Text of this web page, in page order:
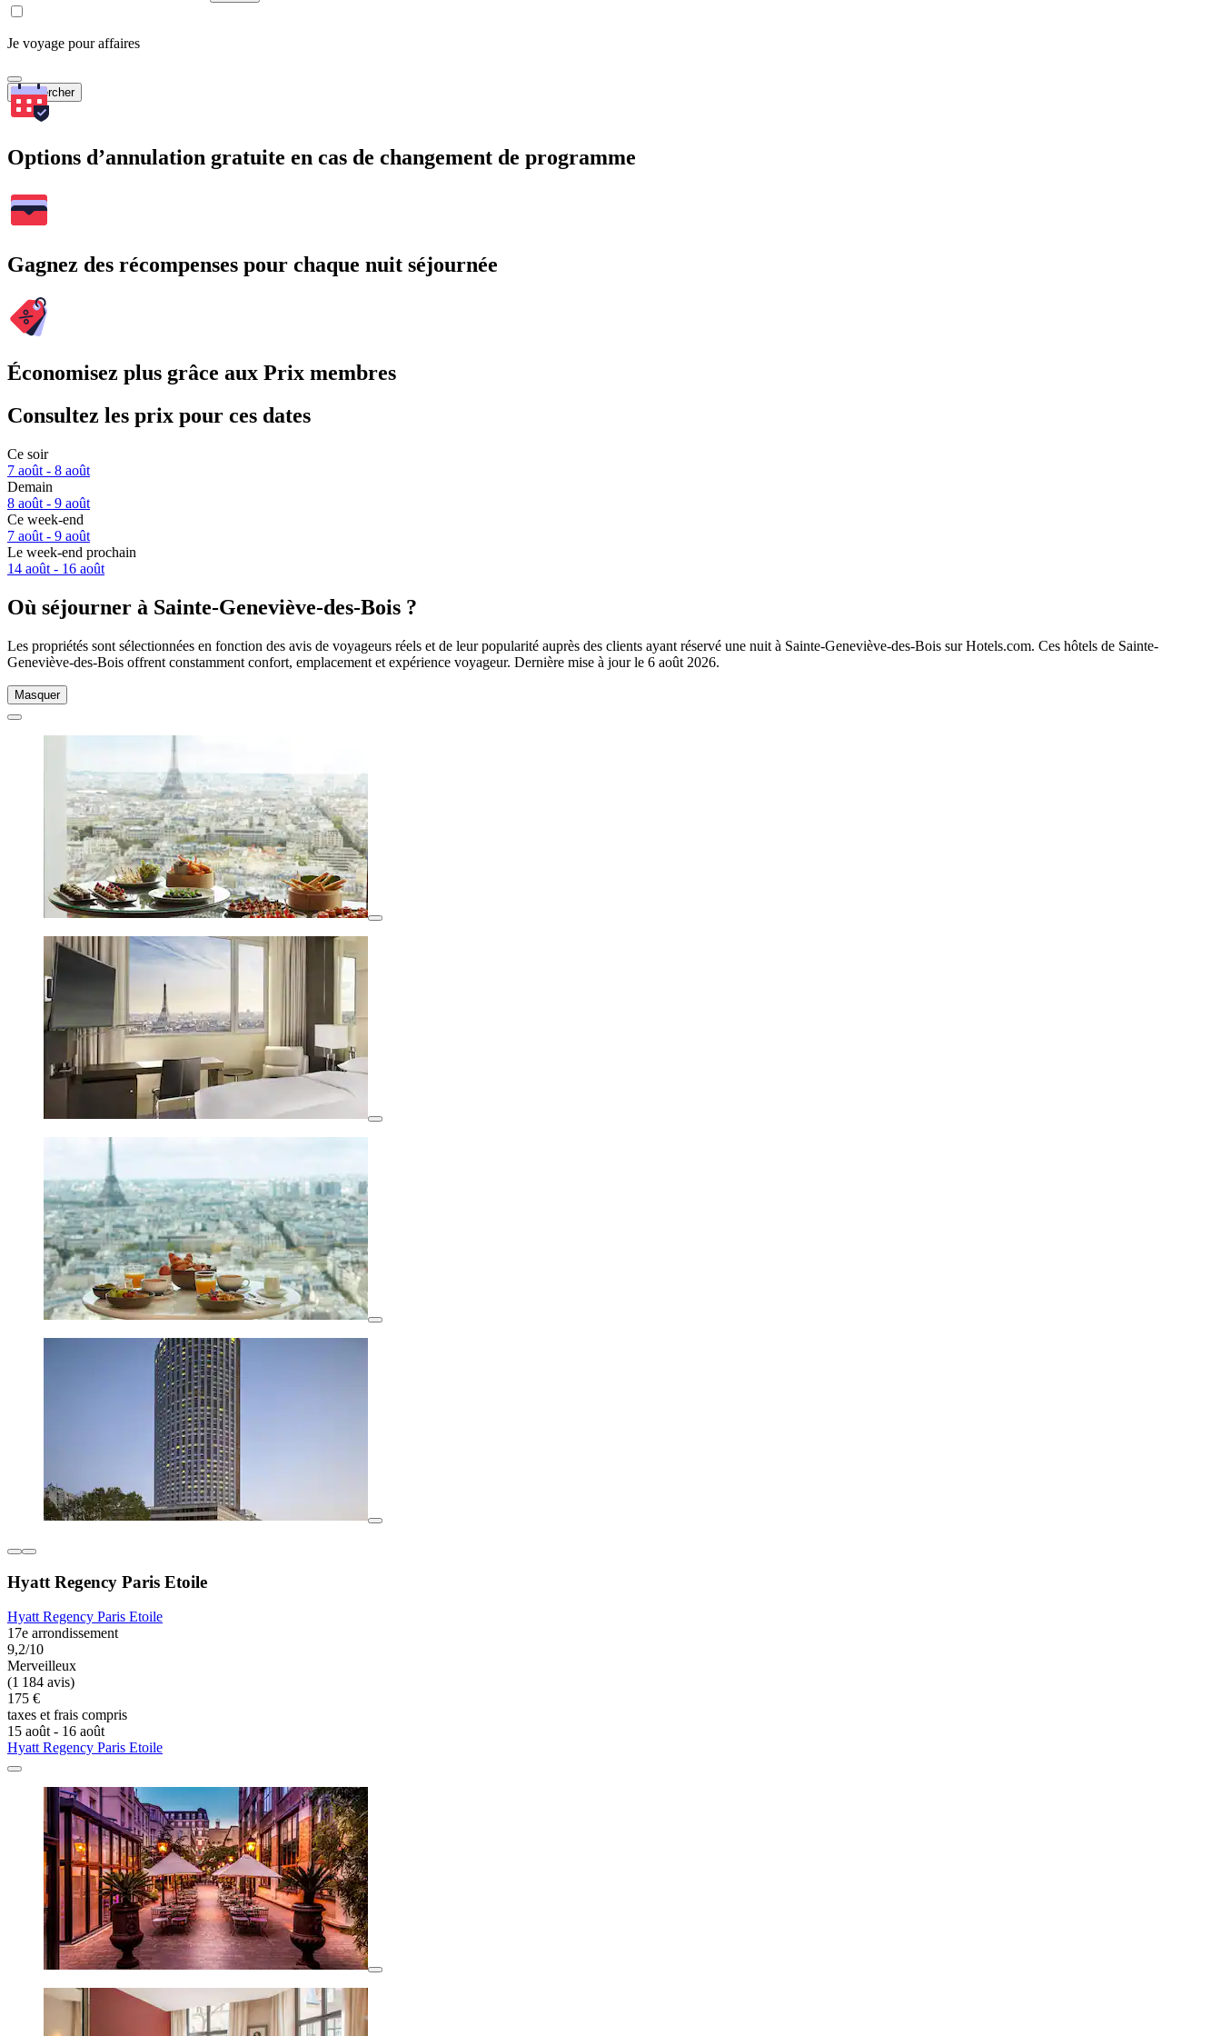
Je voyage pour affaires
Rechercher
Options d’annulation gratuite en cas de changement de programme
Gagnez des récompenses pour chaque nuit séjournée
Économisez plus grâce aux Prix membres
Consultez les prix pour ces dates
Ce soir
7 août - 8 août
Demain
8 août - 9 août
Ce week-end
7 août - 9 août
Le week-end prochain
14 août - 16 août
Où séjourner à Sainte-Geneviève-des-Bois ?
Les propriétés sont sélectionnées en fonction des avis de voyageurs réels et de leur popularité auprès des clients ayant réservé une nuit à Sainte-Geneviève-des-Bois sur Hotels.com. Ces hôtels de Sainte-
Geneviève-des-Bois offrent constamment confort, emplacement et expérience voyageur. Dernière mise à jour le 6 août 2026.
Masquer
Hyatt Regency Paris Etoile
Hyatt Regency Paris Etoile
17e arrondissement
9,2/10
Merveilleux
(1 184 avis)
175 €
taxes et frais compris
15 août - 16 août
Hyatt Regency Paris Etoile